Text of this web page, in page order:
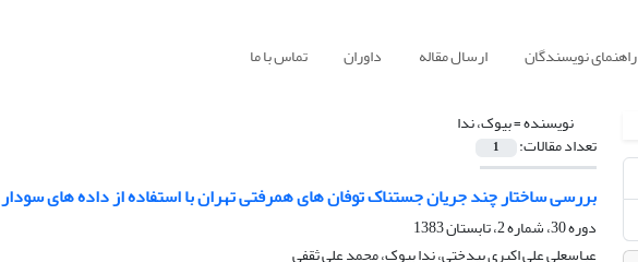
راهنمای نویسندگان ارسال مقاله داوران تماس با ما
نویسنده =بیوک، ندا
تعداد مقالات: 1
بررسی ساختار چند جریان جستناک توفان های همرفتی تهران با استفاده از داده های سودار
دوره 30، شماره 2، تابستان 1383
عباسعلى على اکبرى بیدختى، ندا بیوک، محمد على ثقفى